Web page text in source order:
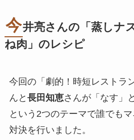
今井亮さんの「蒸しナ
ね肉」のレシピ
今回の「劇的！時短レストラ
んと 長田知恵さんが「なす」
という2つのテーマで誰でも
対決を行いました。